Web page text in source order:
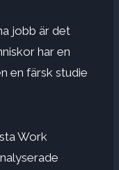
jobb är det
har en
en färsk studie
Work